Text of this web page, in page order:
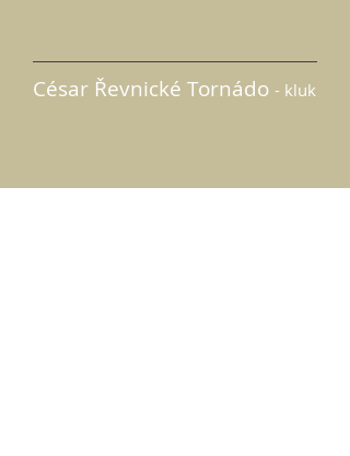
César Řevnické Tornádo - kluk